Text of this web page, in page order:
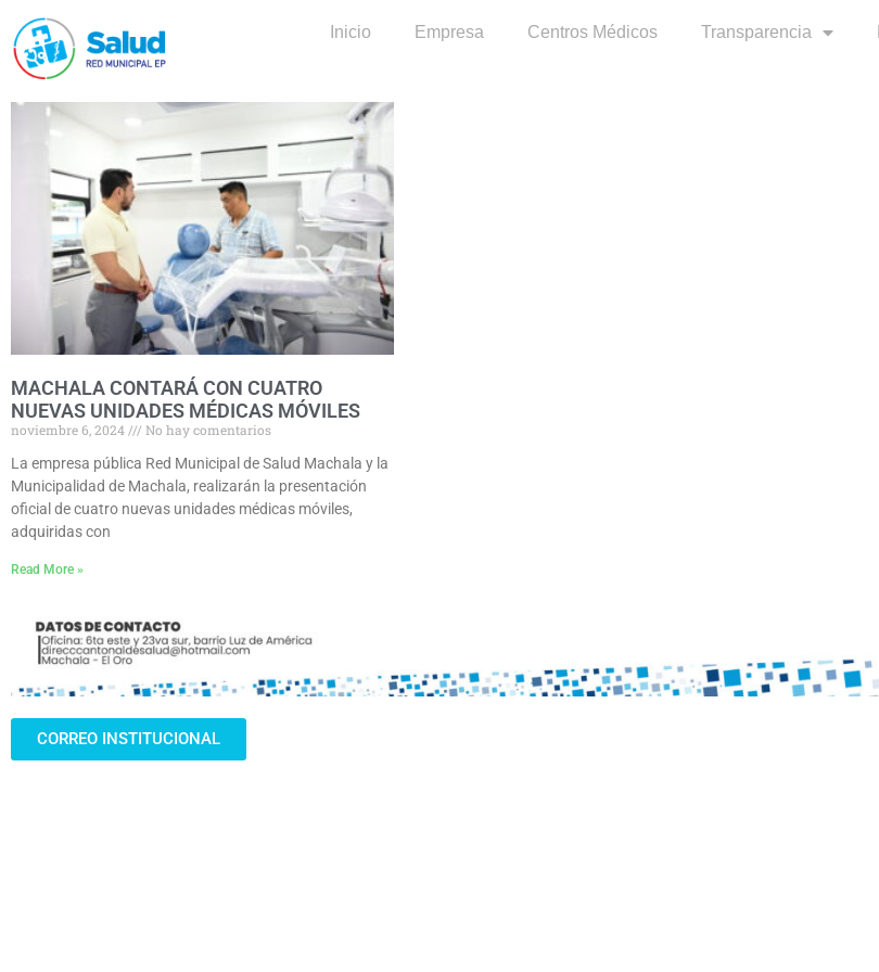
Inicio Empresa Centros Médicos Transparencia
MACHALA CONTARÁ CON CUATRO
NUEVAS UNIDADES MÉDICAS MÓVILES
noviembre 6, 2024
No hay comentarios
La empresa pública Red Municipal de Salud Machala y la
Municipalidad de Machala, realizarán la presentación
oficial de cuatro nuevas unidades médicas móviles,
adquiridas con
Read More »
CORREO INSTITUCIONAL